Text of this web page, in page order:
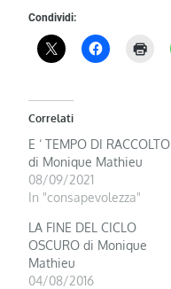
Condividi:
Correlati
E ‘ TEMPO DI RACCOLTO
di Monique Mathieu
08/09/2021
In "consapevolezza"
LA FINE DEL CICLO
OSCURO di Monique
Mathieu
04/08/2016